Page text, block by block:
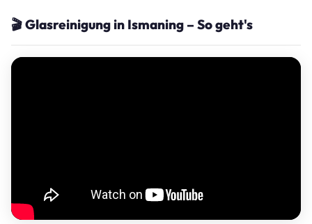
🎬 Glasreinigung in Ismaning – So geht's